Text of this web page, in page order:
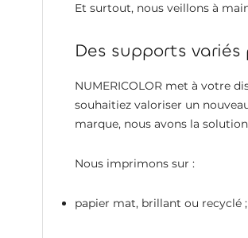
Et surtout, nous veillons à
Des supports
NUMERICOLOR met à votre
souhaitiez valoriser un
marque, nous avons la
Nous imprimons sur :
papier mat, brillant ou recyclé ;